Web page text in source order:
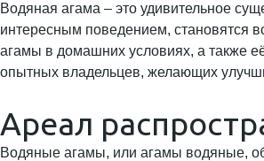
Водяная агама – это удивительное
интересным поведением, становятся
агамы в домашних условиях, а также
опытных владельцев, желающих
Ареал
Водяные агамы, или агамы водяные,